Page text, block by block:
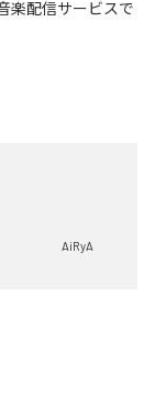
楽配信サービスで
AiRyA